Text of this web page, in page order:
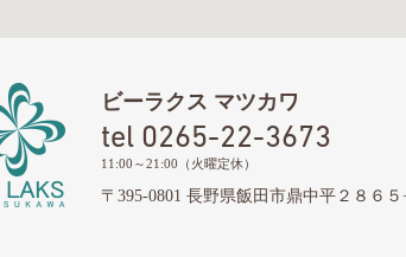
ビーラクス マツカワ
tel 0265-22-3673
11:00～21:00（火曜定休）
〒395-0801 長野県飯田市鼎中平２８６５